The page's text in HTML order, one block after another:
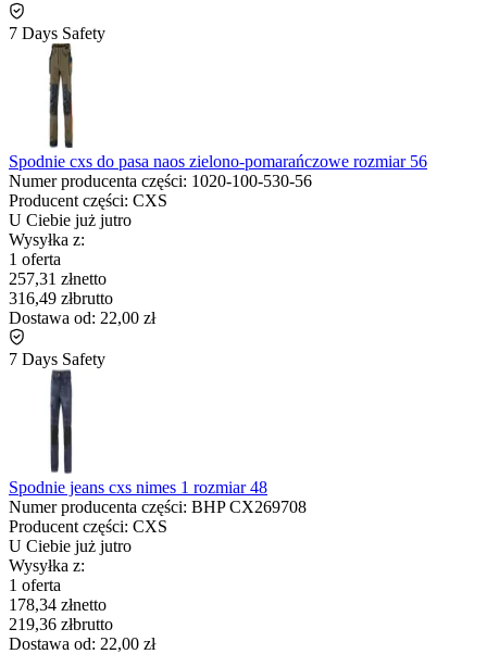
7 Days Safety
Spodnie cxs do pasa naos zielono-pomarańczowe rozmiar 56
Numer producenta części: 1020-100-530-56
Producent części: CXS
U Ciebie już jutro
Wysyłka z:
1 oferta
257,31 złnetto
316,49 złbrutto
Dostawa od: 22,00 zł
7 Days Safety
Spodnie jeans cxs nimes 1 rozmiar 48
Numer producenta części: BHP CX269708
Producent części: CXS
U Ciebie już jutro
Wysyłka z:
1 oferta
178,34 złnetto
219,36 złbrutto
Dostawa od: 22,00 zł